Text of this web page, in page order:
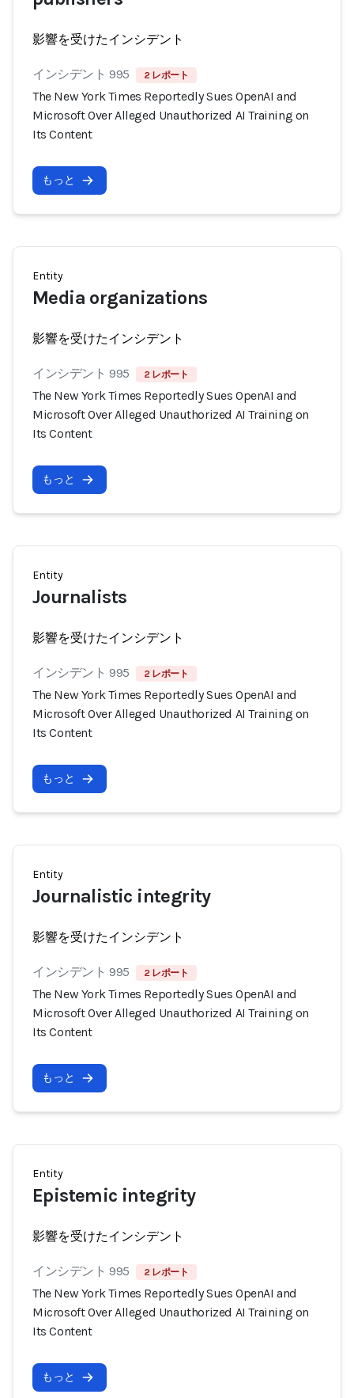
影響を受けたインシデント
インシデント 995 2 レポート
The New York Times Reportedly Sues OpenAI and
Microsoft Over Alleged Unauthorized AI Training on
Its Content
もっと
Entity
Media organizations
影響を受けたインシデント
インシデント 995 2 レポート
The New York Times Reportedly Sues OpenAI and
Microsoft Over Alleged Unauthorized AI Training on
Its Content
もっと
Entity
Journalists
影響を受けたインシデント
インシデント 995 2 レポート
The New York Times Reportedly Sues OpenAI and
Microsoft Over Alleged Unauthorized AI Training on
Its Content
もっと
Entity
Journalistic integrity
影響を受けたインシデント
インシデント 995 2 レポート
The New York Times Reportedly Sues OpenAI and
Microsoft Over Alleged Unauthorized AI Training on
Its Content
もっと
Entity
Epistemic integrity
影響を受けたインシデント
インシデント 995 2 レポート
The New York Times Reportedly Sues OpenAI and
Microsoft Over Alleged Unauthorized AI Training on
Its Content
もっと